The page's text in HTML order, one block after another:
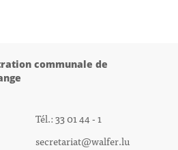
communale de
Tél.: 33 01 44 - 1
secretariat@walfer.lu